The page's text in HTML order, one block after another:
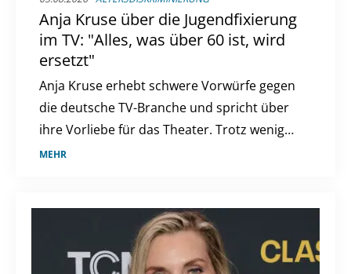
Anja Kruse über die Jugendfixierung
im TV: "Alles, was über 60 ist, wird
ersetzt"
Anja Kruse erhebt schwere Vorwürfe gegen
die deutsche TV-Branche und spricht über
ihre Vorliebe für das Theater. Trotz weniger
TV-Rollen bleibt sie aktiv und engagiert.
MEHR